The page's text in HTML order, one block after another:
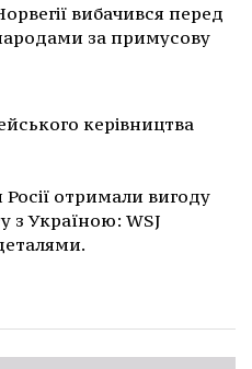
вибачився перед
за примусову
керівництва
Росії отримали вигоду
з Україною: WSJ